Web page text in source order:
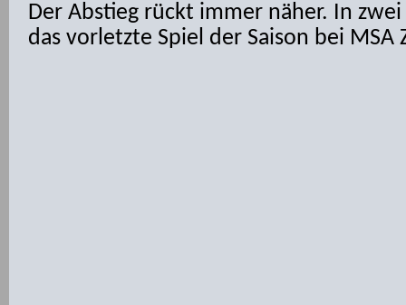
Der Abstieg rückt immer näher. In
das vorletzte Spiel der Saison bei MSA